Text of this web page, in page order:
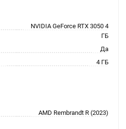
NVIDIA GeForce RTX 3050 4
ГБ
Да
4 ГБ
AMD Rembrandt R (2023)